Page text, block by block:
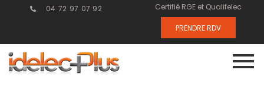
04 72 97 07 92 Certifié RGE et Qualifelec
PRENDRE RDV